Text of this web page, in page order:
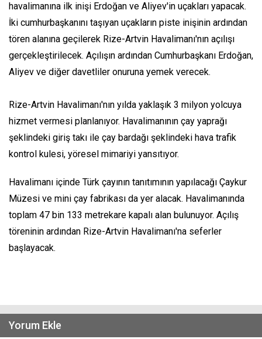
havalimanına ilk inişi Erdoğan ve Aliyev'in uçakları yapacak.
İki cumhurbaşkanını taşıyan uçakların piste inişinin ardından
tören alanına geçilerek Rize-Artvin Havalimanı'nın açılışı
gerçekleştirilecek. Açılışın ardından Cumhurbaşkanı Erdoğan,
Aliyev ve diğer davetliler onuruna yemek verecek.
Rize-Artvin Havalimanı'nın yılda yaklaşık 3 milyon yolcuya
hizmet vermesi planlanıyor. Havalimanının çay yaprağı
şeklindeki giriş takı ile çay bardağı şeklindeki hava trafik
kontrol kulesi, yöresel mimariyi yansıtıyor.
Havalimanı içinde Türk çayının tanıtımının yapılacağı Çaykur
Müzesi ve mini çay fabrikası da yer alacak. Havalimanında
toplam 47 bin 133 metrekare kapalı alan bulunuyor. Açılış
töreninin ardından Rize-Artvin Havalimanı'na seferler
başlayacak.
Yorum Ekle